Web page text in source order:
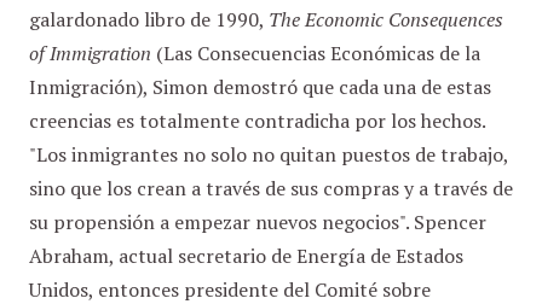
galardonado libro de 1990, The Economic Consequences
of Immigration (Las Consecuencias Económicas de la
Inmigración), Simon demostró que cada una de estas
creencias es totalmente contradicha por los hechos.
"Los inmigrantes no solo no quitan puestos de trabajo,
sino que los crean a través de sus compras y a través de
su propensión a empezar nuevos negocios". Spencer
Abraham, actual secretario de Energía de Estados
Unidos, entonces presidente del Comité sobre